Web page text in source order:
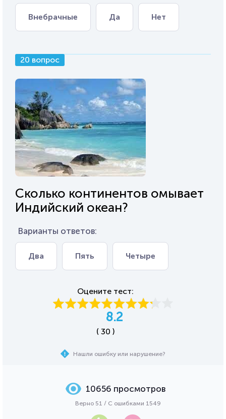
Внебрачные Да Нет
20 вопрос
Сколько континентов омывает
Индийский океан?
Варианты ответов:
Два Пять Четыре
Оцените тест:
8.2
( 30 )
Нашли ошибку или нарушение?
10656 просмотров
Верно 51 / С ошибками 1549